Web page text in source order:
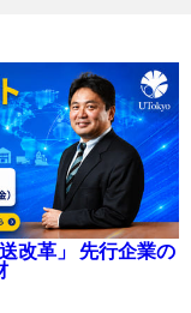
改革」 先行企業の